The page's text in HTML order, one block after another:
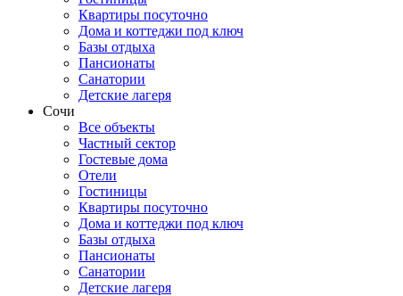
Квартиры посуточно
Дома и коттеджи под ключ
Базы отдыха
Пансионаты
Санатории
Детские лагеря
Сочи
Все объекты
Частный сектор
Гостевые дома
Отели
Гостиницы
Квартиры посуточно
Дома и коттеджи под ключ
Базы отдыха
Пансионаты
Санатории
Детские лагеря